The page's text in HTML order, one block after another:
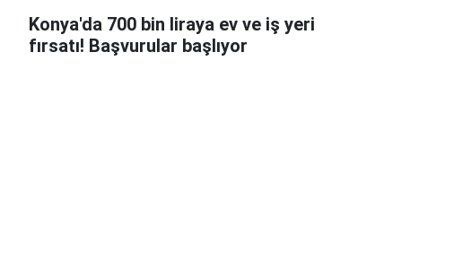
Konya'da 700 bin liraya ev ve iş yeri
fırsatı! Başvurular başlıyor